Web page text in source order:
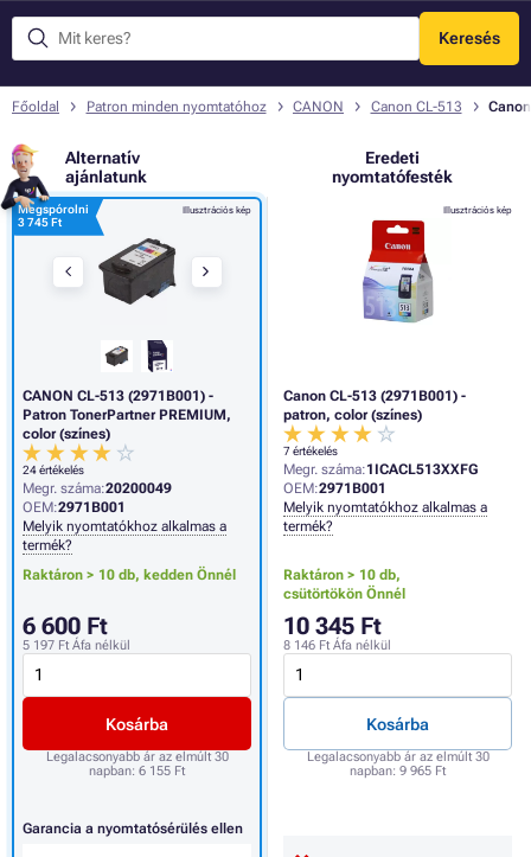
Keresés
Menü
Főoldal Patron minden nyomtatóhoz CANON Canon CL-513
Alternatív
ajánlatunk
Eredeti
nyomtatófesték
Illusztrációs kép
Canon CL-513 (2971B001) -
patron, color (színes)
7 értékelés
Megr. száma:1ICACL513XXFG
OEM:2971B001
Melyik nyomtatókhoz alkalmas a
termék?
Raktáron > 10 db,
csütörtökön Önnél
10 345 Ft
8 146 Ft Áfa nélkül
Kosárba
Legalacsonyabb ár az elmúlt 30
napban: 9 965 Ft
Illusztrációs kép
Megspórolni
3 745 Ft
CANON CL-513 (2971B001) -
Patron TonerPartner PREMIUM,
color (színes)
24 értékelés
Megr. száma:20200049
OEM:2971B001
Melyik nyomtatókhoz alkalmas a
termék?
Raktáron > 10 db, kedden Önnél
6 600 Ft
5 197 Ft Áfa nélkül
Kosárba
Legalacsonyabb ár az elmúlt 30
napban: 6 155 Ft
Garancia a nyomtatósérülés ellen